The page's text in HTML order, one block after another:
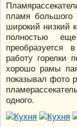
пламя
широкий низкий
полностью
работу горелки
хорошо рамы
показывал фото
одного.